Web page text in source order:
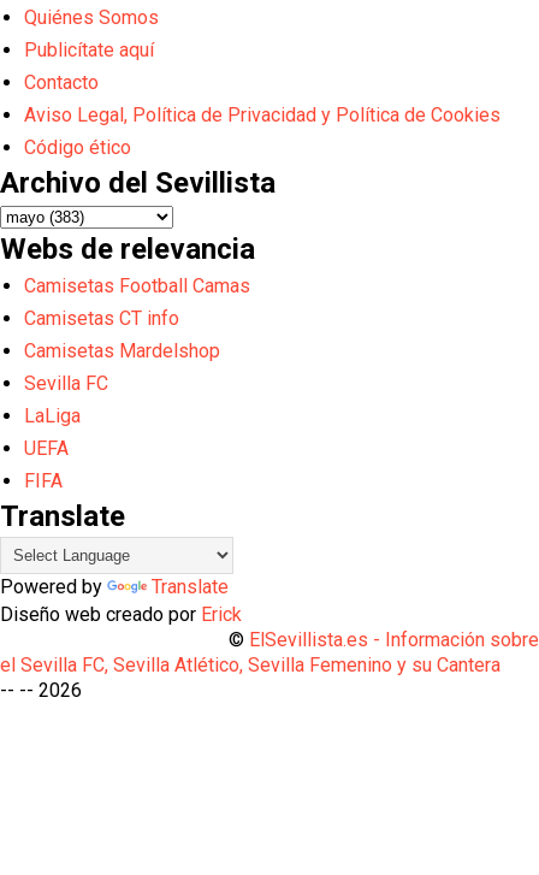
Quiénes Somos
Publicítate aquí
Contacto
Aviso Legal, Política de Privacidad y Política de Cookies
Código ético
Archivo del Sevillista
Webs de relevancia
Camisetas Football Camas
Camisetas CT info
Camisetas Mardelshop
Sevilla FC
LaLiga
UEFA
FIFA
Translate
Powered by
Translate
Diseño web creado por Erick
© ElSevillista.es - Información sobre
el Sevilla FC, Sevilla Atlético, Sevilla Femenino y su Cantera
-- -- 2026